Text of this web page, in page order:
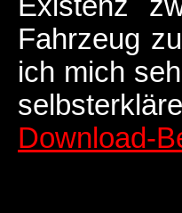
Fahrzeug
ich mich
Download-